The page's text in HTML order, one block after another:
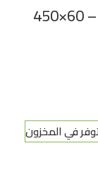
مربط نجارين اتوماتيك 18 إنش – 60×450